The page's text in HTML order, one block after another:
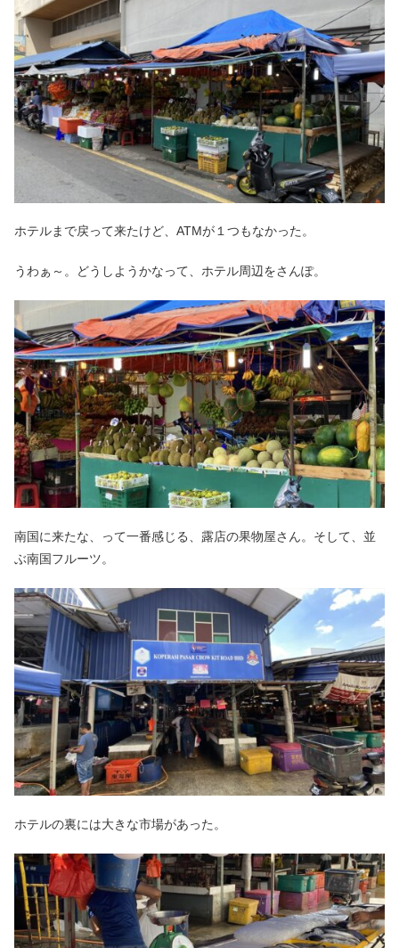
ホテルまで戻って来たけど、ATMが１つもなかった。
うわぁ～。どうしようかなって、ホテル周辺をさんぽ。
南国に来たな、って一番感じる、露店の果物屋さん。そして、並
ぶ南国フルーツ。
ホテルの裏には大きな市場があった。